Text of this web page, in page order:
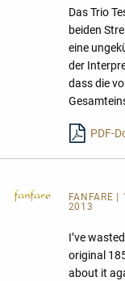
Das Trio
beiden
eine
der
dass die
PDF-
FANFARE
2013
I’ve
original
about it